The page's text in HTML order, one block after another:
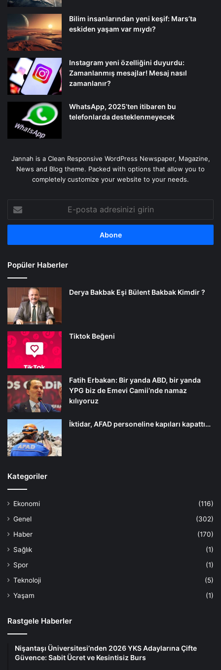
Bilim insanlarından yeni keşif: Mars’ta
eskiden yaşam var mıydı?
Instagram yeni özelliğini duyurdu:
Zamanlanmış mesajlar! Mesaj nasıl
zamanlanır?
WhatsApp, 2025’ten itibaren bu
telefonlarda desteklenmeyecek
Jannah is a Clean Responsive WordPress Newspaper, Magazine,
News and Blog theme. Packed with options that allow you to
completely customize your website to your needs.
posta
adresinizi
Popüler Haberler
Derya Bakbak Eşi Bülent Bakbak Kimdir ?
Tiktok Beğeni
Fatih Erbakan: Bir yanda ABD, bir yanda
YPG biz de Emevi Camii’nde namaz
kılıyoruz
İktidar, AFAD personeline kapıları kapattı…
Kategoriler
Ekonomi
(116)
Genel
(302)
Haber
(170)
Sağlık
(1)
Spor
(1)
Teknoloji
(5)
Yaşam
(1)
Rastgele Haberler
Nişantaşı Üniversitesi’nden 2026 YKS Adaylarına Çifte
Güvence: Sabit Ücret ve Kesintisiz Burs